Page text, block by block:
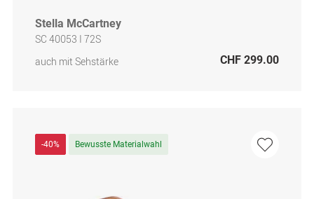
Stella McCartney
SC 40053 I 72S
auch mit Sehstärke
CHF 299.00
-40% Bewusste Materialwahl